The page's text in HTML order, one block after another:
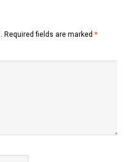
Required fields are marked *